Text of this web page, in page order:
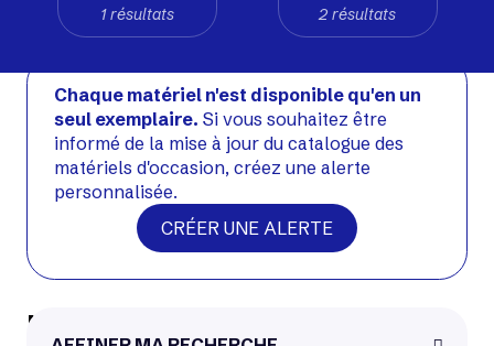
1 résultats 2 résultats
Chaque matériel n'est disponible qu'en un
seul exemplaire. Si vous souhaitez être
informé de la mise à jour du catalogue des
matériels d'occasion, créez une alerte
personnalisée.
CRÉER UNE ALERTE
UniCarriers UMS160